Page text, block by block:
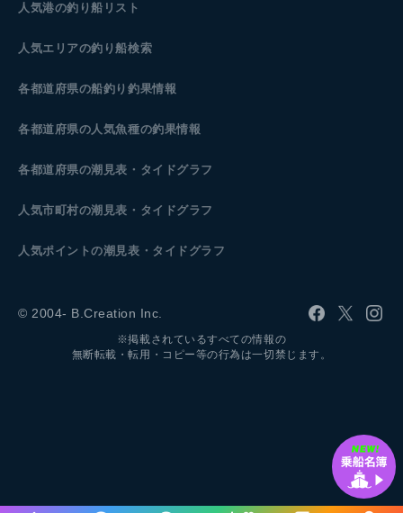
人気港の釣り船リスト
人気エリアの釣り船検索
各都道府県の船釣り釣果情報
各都道府県の人気魚種の釣果情報
各都道府県の潮見表 ・タイドグラフ
人気市町村の潮見表・タイドグラフ
人気ポイントの潮見表・タイドグラフ
© 2004- B.Creation Inc.
※掲載されているすべての情報の
無断転載・転用・コピー等の行為は一切禁じます。